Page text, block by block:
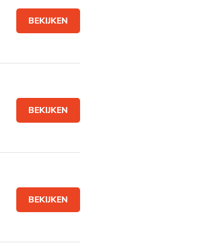
BEKIJKEN
BEKIJKEN
BEKIJKEN